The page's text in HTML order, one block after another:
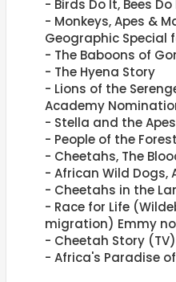
- Birds Do It, Bees Do
- Monkeys, Apes &
Geographic Special
- The Baboons of
- The Hyena Story
- Lions of the
Academy
- Stella and the
- People of the
- Cheetahs, The
- African Wild Dogs,
- Cheetahs in the
- Race for Life
migration) Emmy
- Cheetah Story (TV)
- Africa's Paradise